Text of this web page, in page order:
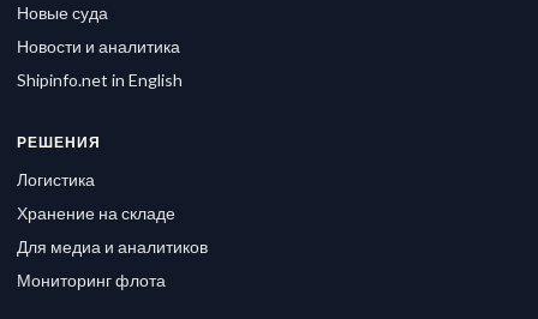
Новые суда
Новости и аналитика
Shipinfo.net in English
РЕШЕНИЯ
Логистика
Хранение на складе
Для медиа и аналитиков
Мониторинг флота